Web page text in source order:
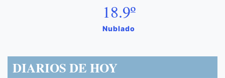
18.9º
Nublado
DIARIOS DE HOY